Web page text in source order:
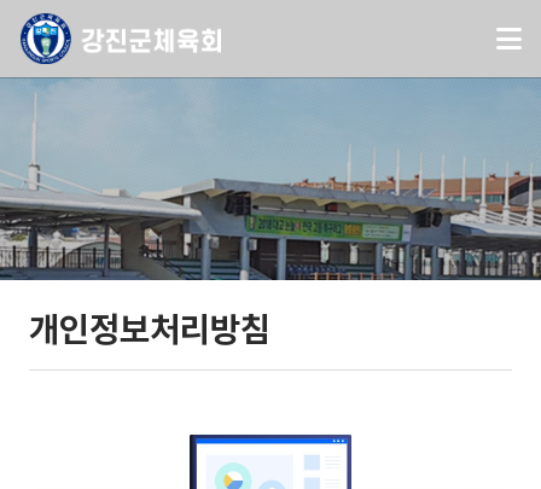
개인정보처리방침